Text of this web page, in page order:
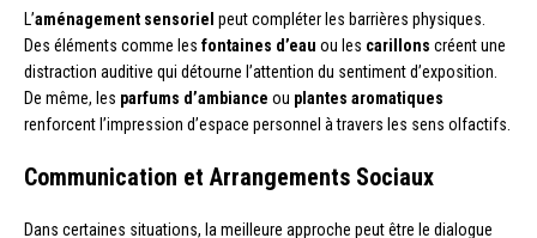
L’aménagement sensoriel peut compléter les barrières physiques.
Des éléments comme les fontaines d’eau ou les carillons créent une
distraction auditive qui détourne l’attention du sentiment d’exposition.
De même, les parfums d’ambiance ou plantes aromatiques
renforcent l’impression d’espace personnel à travers les sens olfactifs.
Communication et Arrangements Sociaux
Dans certaines situations, la meilleure approche peut être le dialogue